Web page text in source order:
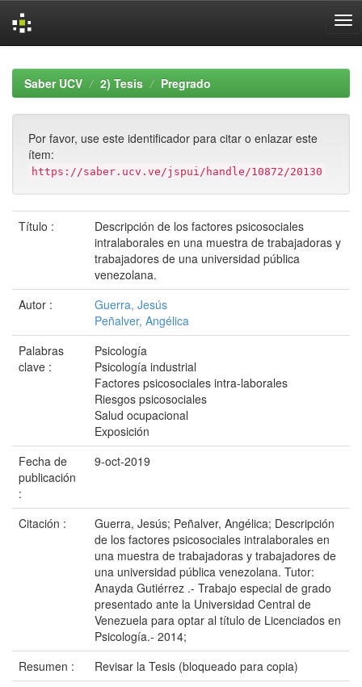
navigationSaber UCV 2) Tesis Pregrado
Por favor, use este identificador para citar o enlazar este
ítem:
https://saber.ucv.ve/jspui/handle/10872/20130
Título :
Descripción de los factores psicosociales
intralaborales en una muestra de trabajadoras y
trabajadores de una universidad pública
venezolana.
Autor :
Guerra, Jesús
Peñalver, Angélica
Palabras
clave :
Psicología
Psicología industrial
Factores psicosociales intra-laborales
Riesgos psicosociales
Salud ocupacional
Exposición
Fecha de
publicación
:
9-oct-2019
Citación :
Guerra, Jesús; Peñalver, Angélica; Descripción
de los factores psicosociales intralaborales en
una muestra de trabajadoras y trabajadores de
una universidad pública venezolana. Tutor:
Anayda Gutiérrez .- Trabajo especial de grado
presentado ante la Universidad Central de
Venezuela para optar al título de Licenciados en
Psicología.- 2014;
Resumen :
Revisar la Tesis (bloqueado para copia)